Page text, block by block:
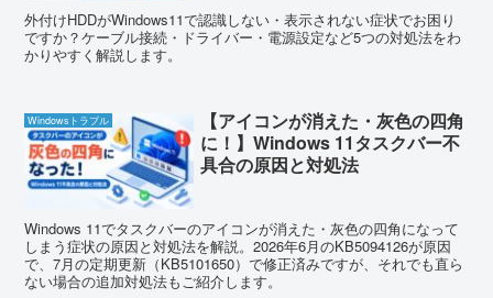
外付けHDDがWindows11で認識しない・表示されない症状でお困り
ですか？ケーブル接続・ドライバー・電源設定など5つの対処法をわ
かりやすく解説します。
Windowsトラブル
【アイコンが消えた・灰色の四角
に！】Windows 11タスクバー不
具合の原因と対処法
Windows 11でタスクバーのアイコンが消えた・灰色の四角になって
しまう症状の原因と対処法を解説。2026年6月のKB5094126が原因
で、7月の定期更新（KB5101650）で修正済みですが、それでも直ら
ない場合の追加対処法もご紹介します。